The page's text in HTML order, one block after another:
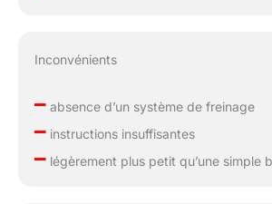
Inconvénients
–absence d’un système de freinage
–instructions insuffisantes
–légèrement plus petit qu’une simple